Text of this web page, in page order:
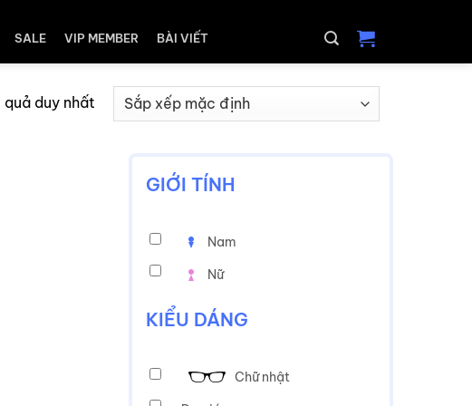
SALE VIP MEMBER BÀI VIẾT
duy nhất
GIỚI TÍNH
Nam
Nữ
KIỂU DÁNG
Chữ nhật